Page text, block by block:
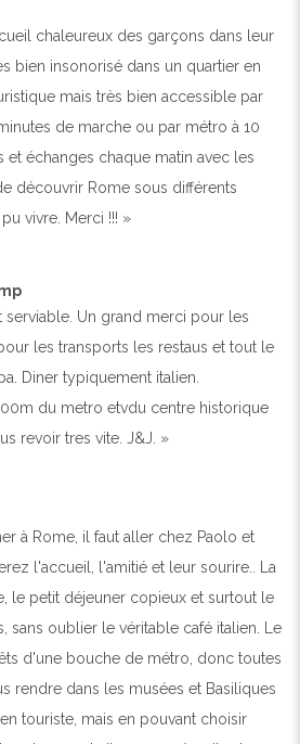
chaleureux des garçons dans leur
bien insonorisé dans un quartier en
mais très bien accessible par
de marche ou par métro à 10
et échanges chaque matin avec les
découvrir Rome sous différents
vivre. Merci !!! »
Un grand merci pour les
les transports les restaus et tout le
Diner typiquement italien.
du metro etvdu centre historique
revoir tres vite. J&J. »
à Rome, il faut aller chez Paolo et
l'accueil, l'amitié et leur sourire.. La
le petit déjeuner copieux et surtout le
sans oublier le véritable café italien. Le
d'une bouche de métro, donc toutes
rendre dans les musées et Basiliques
touriste, mais en pouvant choisir